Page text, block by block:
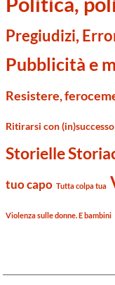
Pregiudizi,
Pubblicità e
Resistere,
Ritirarsi con (in)successo
Storielle
tuo capo Tutta colpa tua
Violenza sulle donne. E bambini